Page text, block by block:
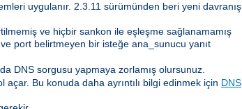
uygulanır. 2.3.11 sürümünden beri yeni davranış
ve hiçbir sankon ile eşleşme sağlanamamış
port belirtmeyen bir isteğe ana_sunucu yanıt
DNS sorgusu yapmaya zorlamış olursunuz.
Bu konuda daha ayrıntılı bilgi edinmek için DNS